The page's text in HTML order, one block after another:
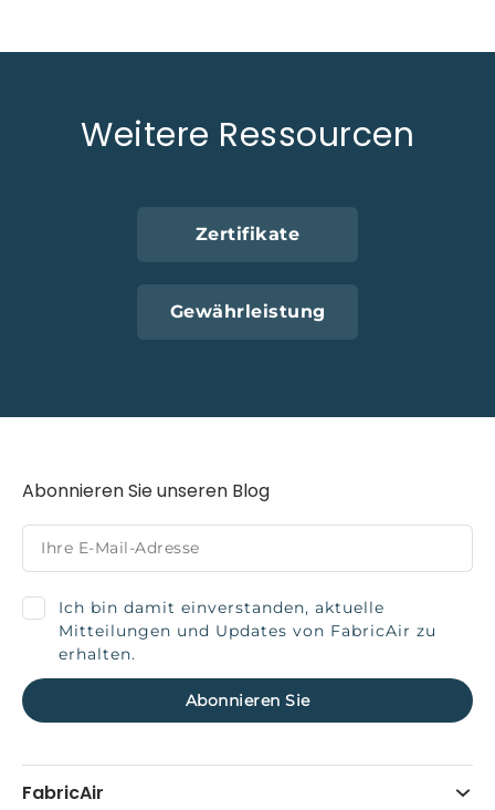
Weitere Ressourcen
Zertifikate
Gewährleistung
FabricAir
Abonnieren Sie unseren Blog
Ich bin damit einverstanden, aktuelle
Mitteilungen und Updates von FabricAir zu
erhalten.